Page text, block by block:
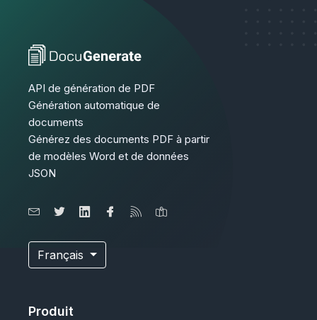
API de génération de PDF
Génération automatique de
documents
Générez des documents PDF à partir
de modèles Word et de données
JSON
Français
Produit